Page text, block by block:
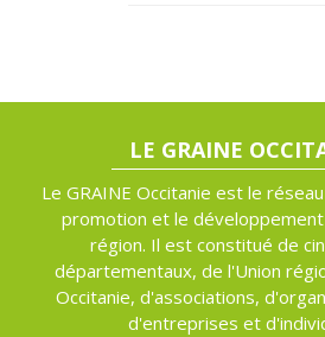
LE GRAINE
Le GRAINE Occitanie est le
promotion et le développement
région. Il est constitué de
départementaux, de l'Union
Occitanie, d'associations,
d'entreprises et